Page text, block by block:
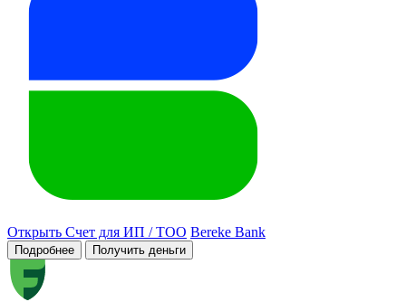
Открыть Счет для ИП / ТОО Bereke Bank
Подробнее Получить деньги